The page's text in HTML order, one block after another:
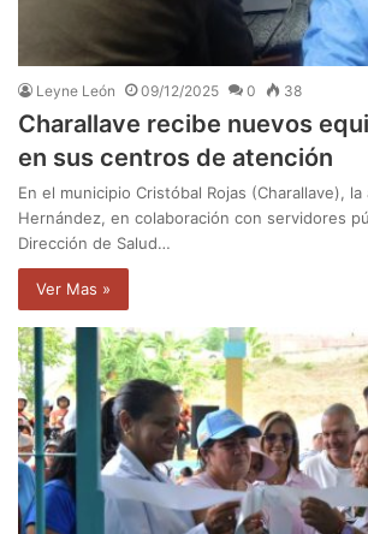
Leyne León 09/12/2025 0 38
Charallave recibe nuevos
en sus centros de atención
En el municipio Cristóbal Rojas (Charallave), la
Hernández, en colaboración con servidores
Dirección de Salud…
Ver Mas »